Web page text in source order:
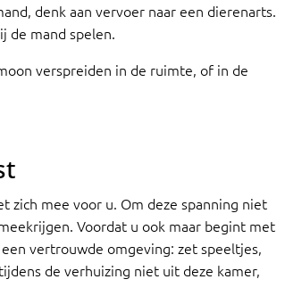
denk aan vervoer naar een dierenarts.
de mand spelen.
verspreiden in de ruimte, of in de
zich mee voor u. Om deze spanning niet
Voordat u ook maar begint met
vertrouwde omgeving: zet speeltjes,
de verhuizing niet uit deze kamer,